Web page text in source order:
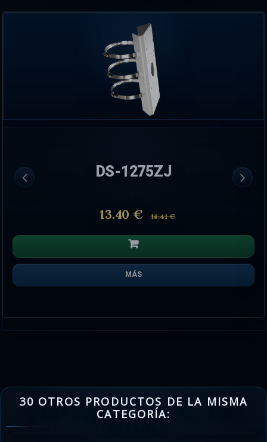
DS-1275ZJ
13.40 € 14.41 €
MÁS
30 OTROS PRODUCTOS DE LA MISMA
CATEGORÍA: